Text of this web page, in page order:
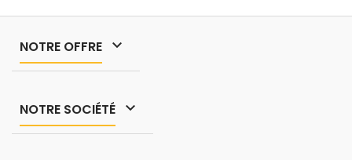
"DOCUMENTS JOINTS".
NOTRE OFFRE 
NOTRE SOCIÉTÉ 